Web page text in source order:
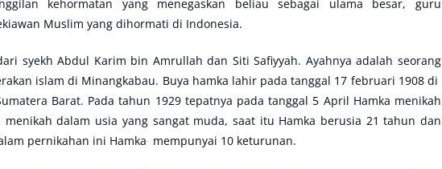
kehormatan yang menegaskan beliau sebagai ulama besar, guru
Muslim yang dihormati di Indonesia.
syekh Abdul Karim bin Amrullah dan Siti Safiyyah. Ayahnya adalah seorang
islam di Minangkabau. Buya hamka lahir pada tanggal 17 februari 1908 di
Barat. Pada tahun 1929 tepatnya pada tanggal 5 April Hamka menikah
menikah dalam usia yang sangat muda, saat itu Hamka berusia 21 tahun dan
pernikahan ini Hamka mempunyai 10 keturunan.